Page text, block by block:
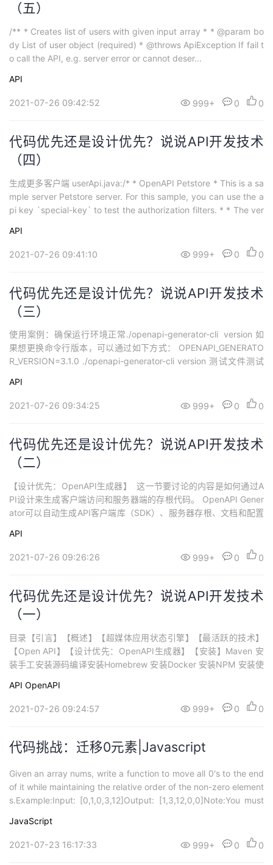
（五）
/** * Creates list of users with given input array * * @param bo
dy List of user object (required) * @throws ApiException If fail t
o call the API, e.g. server error or cannot deser...
API
2021-07-26 09:42:52 999+ 0 0
代码优先还是设计优先？说说API开发技术
（四）
生成更多客户端 userApi.java:/* * OpenAPI Petstore * This is a sa
mple server Petstore server. For this sample, you can use the a
pi key `special-key` to test the authorization filters. * * The ver
API
2021-07-26 09:41:10 999+ 0 0
代码优先还是设计优先？说说API开发技术
（三）
使用案例：确保运行环境正常./openapi-generator-cli version 如
果想更换命令行版本，可以通过如下方式： OPENAPI_GENERATO
R_VERSION=3.1.0 ./openapi-generator-cli version 测试文件测试
s/openap...
API
2021-07-26 09:34:25 999+ 0 0
代码优先还是设计优先？说说API开发技术
（二）
【设计优先：OpenAPI生成器】 这一节要讨论的内容是如何通过A
PI设计来生成客户端访问和服务器端的存根代码。 OpenAPI Gener
ator可以自动生成API客户端库（SDK）、服务器存根、文档和配置
enAPI版本是4.3.0。 Maven 安装核心程序： <dependency
> ...
API
2021-07-26 09:26:26 999+ 0 0
代码优先还是设计优先？说说API开发技术
（一）
目录【引言】【概述】【超媒体应用状态引擎】【最活跃的技术】
【Open API】【设计优先：OpenAPI生成器】【安装】Maven 安
装手工安装源码编译安装Homebrew 安装Docker 安装NPM 安装使
果截屏：client.go生成更多客户端userApi.java:生成服务器代码生
成Spring服务器生成Golang服...
API OpenAPI
2021-07-26 09:24:57 999+ 0 0
代码挑战：迁移0元素|Javascript
Given an array nums, write a function to move all 0's to the end
of it while maintaining the relative order of the non-zero element
s.Example:Input: [0,1,0,3,12]Output: [1,3,12,0,0]Note:You must
JavaScript
2021-07-23 16:17:33 999+ 0 0